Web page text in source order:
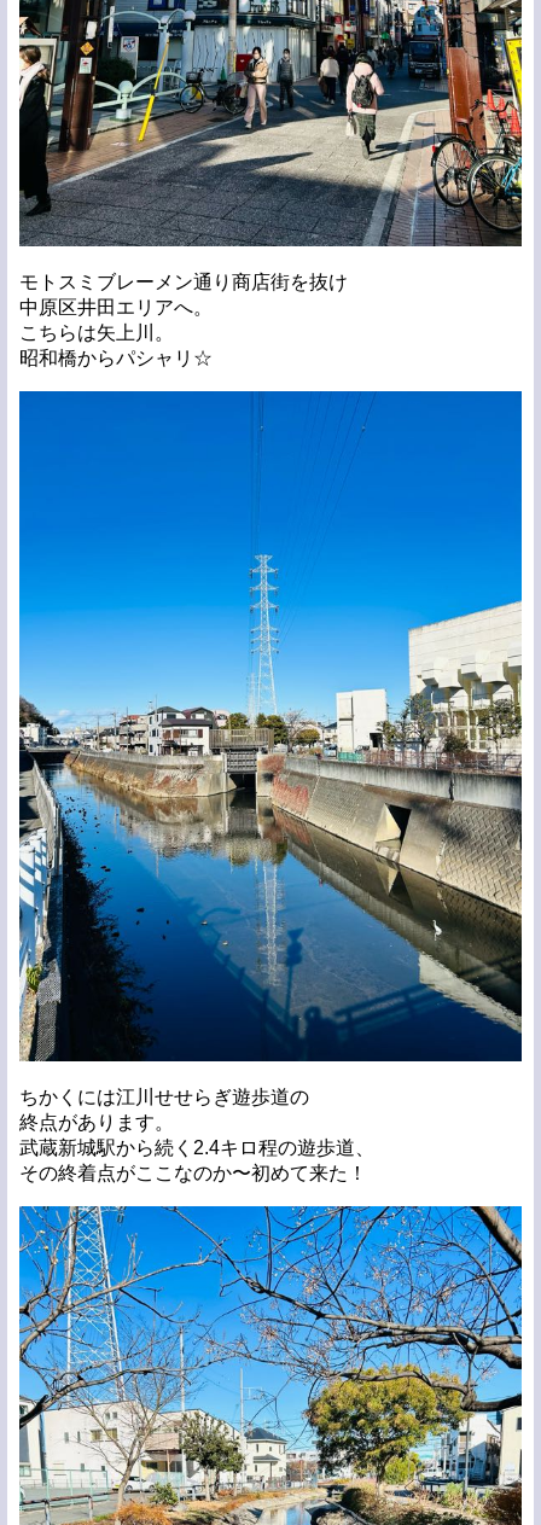
モトスミブレーメン通り商店街を抜け
中原区井田エリアへ。
こちらは矢上川。
昭和橋からパシャリ☆
ちかくには江川せせらぎ遊歩道の
終点があります。
武蔵新城駅から続く2.4キロ程の遊歩道、
その終着点がここなのか〜初めて来た！